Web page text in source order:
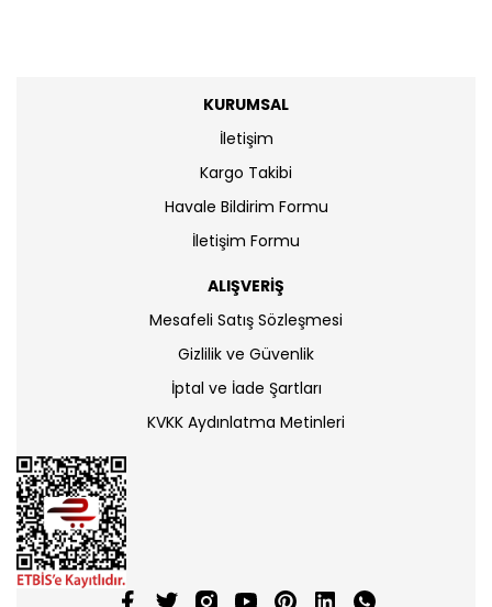
KURUMSAL
İletişim
Kargo Takibi
Havale Bildirim Formu
İletişim Formu
ALIŞVERİŞ
Mesafeli Satış Sözleşmesi
Gizlilik ve Güvenlik
İptal ve İade Şartları
KVKK Aydınlatma Metinleri